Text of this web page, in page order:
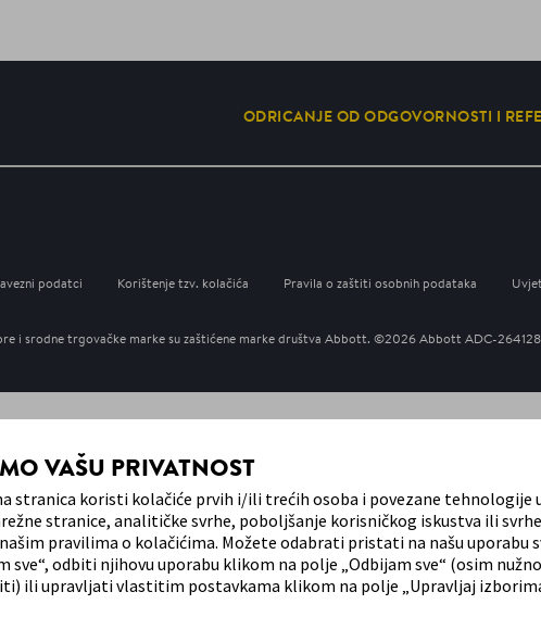
ODRICANJE OD ODGOVORNOSTI I
podatci Korištenje tzv. kolačića Pravila o zaštiti osobnih podataka
i srodne trgovačke marke su zaštićene marke društva Abbott. ©2026 Abbott ADC-
VAŠU PRIVATNOST
stranica koristi kolačiće prvih i/ili trećih osoba i povezane tehnologije
stranice, analitičke svrhe, poboljšanje korisničkog iskustva ili
pravilima o kolačićima. Možete odabrati pristati na našu uporabu
sve“, odbiti njihovu uporabu klikom na polje „Odbijam sve“ (osim
ili upravljati vlastitim postavkama klikom na polje „Upravljaj